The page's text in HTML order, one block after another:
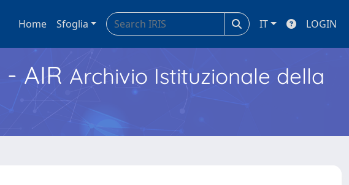
Home Sfoglia IT LOGIN
- AIR Archivio Istituzionale della